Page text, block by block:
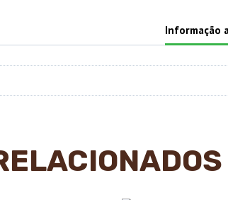
Informação